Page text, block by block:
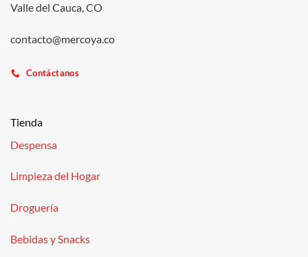
Valle del Cauca, CO
contacto@mercoya.co
Contáctanos
Tienda
Despensa
Limpieza del Hogar
Droguería
Bebidas y Snacks